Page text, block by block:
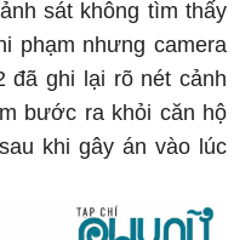
sát không tìm thấy
phạm nhưng camera
đã ghi lại rõ nét cảnh
bước ra khỏi căn hộ
khi gây án vào lúc